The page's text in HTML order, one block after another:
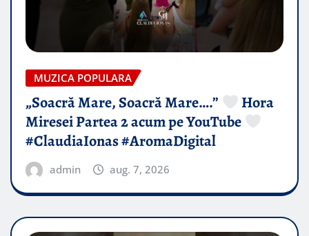
MUZICA POPULARA
„Soacră Mare, Soacră Mare….”
Hora
Miresei Partea 2 acum pe YouTube
#ClaudiaIonas #AromaDigital
admin aug. 7, 2026